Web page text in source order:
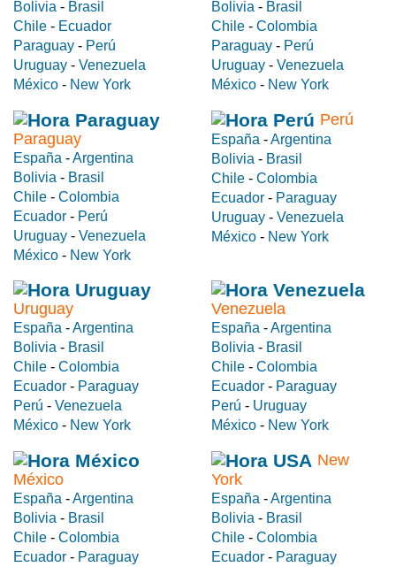
Bolivia - Brasil
Chile - Ecuador
Paraguay - Perú
Uruguay - Venezuela
México - New York
Bolivia - Brasil
Chile - Colombia
Paraguay - Perú
Uruguay - Venezuela
México - New York
Paraguay
España -Argentina
Bolivia - Brasil
Chile - Colombia
Ecuador - Perú
Uruguay - Venezuela
México - New York
Perú
España -Argentina
Bolivia - Brasil
Chile - Colombia
Ecuador - Paraguay
Uruguay - Venezuela
México - New York
Uruguay
España -Argentina
Bolivia - Brasil
Chile - Colombia
Ecuador - Paraguay
Perú - Venezuela
México - New York
Venezuela
España -Argentina
Bolivia - Brasil
Chile - Colombia
Ecuador - Paraguay
Perú - Uruguay
México - New York
México
España -Argentina
Bolivia - Brasil
Chile - Colombia
Ecuador - Paraguay
New
York
España -Argentina
Bolivia - Brasil
Chile - Colombia
Ecuador - Paraguay